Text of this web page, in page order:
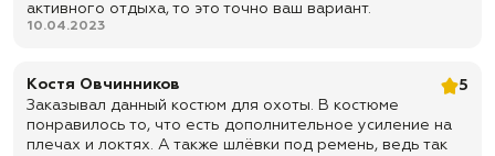
✅ Усиления под колени и тазовой областью
✅ Утягивающие резинки в области колен
✅ Резинка по низу брюк
✅ Усиления паховой области
активного отдыха, то это точно ваш вариант.
10.04.2023
Костя Овчинников
5
Заказывал данный костюм для охоты. В костюме
понравилось то, что есть дополнительное усиление на
плечах и локтях. А также шлёвки под ремень, ведь так